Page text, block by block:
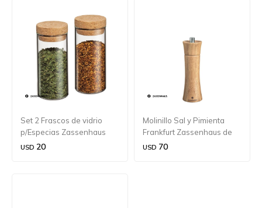
Set 2 Frascos de vidrio
p/Especias Zassenhaus
USD 20
Molinillo Sal y Pimienta
Frankfurt Zassenhaus de
bambú 14 cm.
USD 70